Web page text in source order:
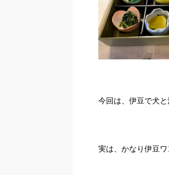
今回は、伊豆で犬と
実は、かなり伊豆